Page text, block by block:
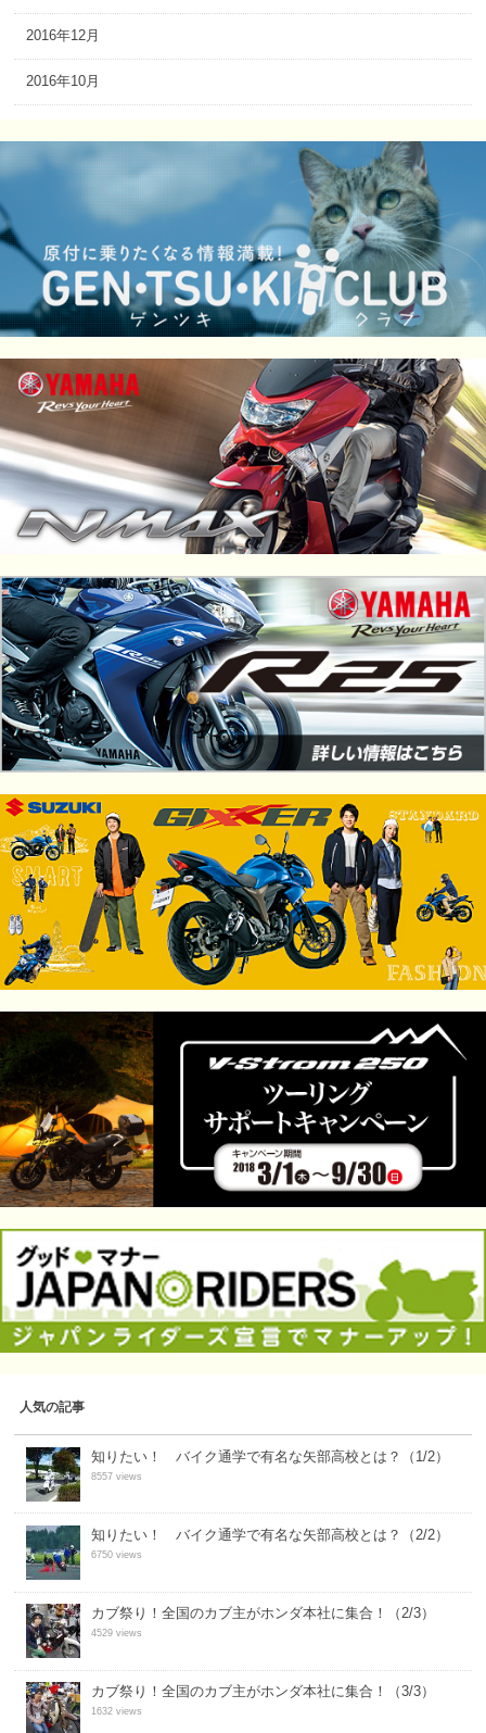
2016年12月
2016年10月
人気の記事
知りたい！ バイク通学で有名な矢部高校とは？（1/2）
8557 views
知りたい！ バイク通学で有名な矢部高校とは？（2/2）
6750 views
カブ祭り！全国のカブ主がホンダ本社に集合！（2/3）
4529 views
カブ祭り！全国のカブ主がホンダ本社に集合！（3/3）
1632 views